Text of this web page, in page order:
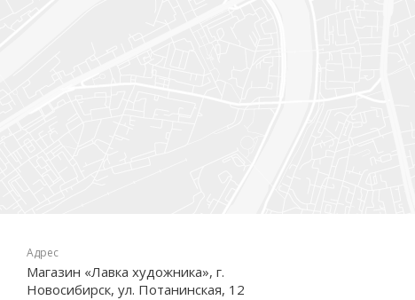
Адрес
Магазин «Лавка художника», г.
Новосибирск, ул. Потанинская, 12